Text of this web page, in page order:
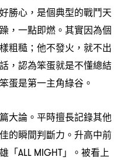
勝心 ， 是個典型的戰鬥天
， 一點即燃。其實因為個
粗糙 ； 他不發火 ， 就不出
， 認為笨蛋就是不懂總結
蛋是第一主角綠谷。
大論。平時擅長記錄其他
的瞬間判斷力。升高中前
「ALL MIGHT」。被看上